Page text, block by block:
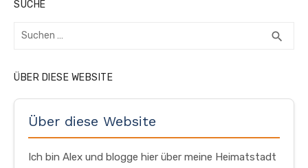
SUCHE
Suchen
search
ÜBER DIESE WEBSITE
Über diese Website
Ich bin Alex und blogge hier über meine Heimatstadt